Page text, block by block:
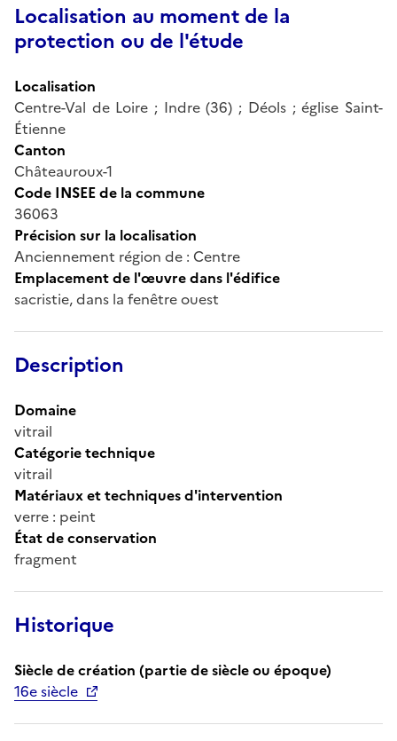
Localisation au moment de la
protection ou de l'étude
Localisation
Centre-Val de Loire ; Indre (36) ; Déols ; église Saint-
Étienne
Canton
Châteauroux-1
Code INSEE de la commune
36063
Précision sur la localisation
Anciennement région de : Centre
Emplacement de l'œuvre dans l'édifice
sacristie, dans la fenêtre ouest
Description
Domaine
vitrail
Catégorie technique
vitrail
Matériaux et techniques d'intervention
verre : peint
État de conservation
fragment
Historique
Siècle de création (partie de siècle ou époque)
16e siècle